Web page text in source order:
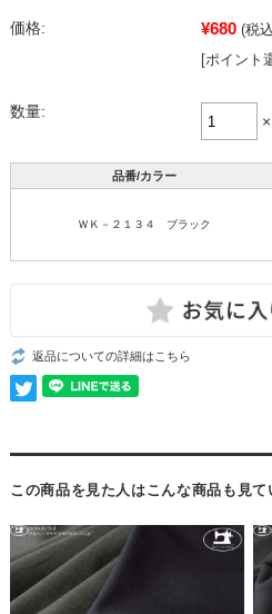
価格: ¥680 (税
[ポイント
数量:
品番/カラー
ＷＫ－２１３４ ブラック
返品についての詳細はこちら
この商品を見た人はこんな商品も見て